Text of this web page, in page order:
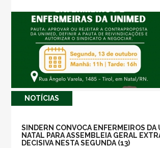
NOTÍ­CIAS
SINDERN CONVOCA ENFERMEIROS DA
NATAL PARA ASSEMBLEIA GERAL
DECISIVA NESTA SEGUNDA (13)